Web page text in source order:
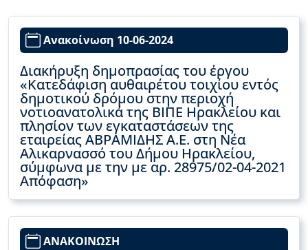
Ανακοίνωση 10-06-2024
Διακήρυξη δημοπρασίας του έργου
«Κατεδάφιση αυθαιρέτου τοιχίου εντός
δημοτικού δρόμου στην περιοχή
νοτιοανατολικά της ΒΙΠΕ Ηρακλείου και
πλησίον των εγκαταστάσεων της
εταιρείας ΑΒΡΑΜΙΔΗΣ Α.Ε. στη Νέα
Αλικαρνασσό του Δήμου Ηρακλείου,
σύμφωνα με την με αρ. 28975/02-04-2021
Απόφαση»
ΑΝΑΚΟΙΝΩΣΗ